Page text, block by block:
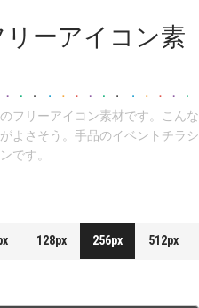
ーアイコン素
フリーアイコン素材です。こんな
よさそう。手品のイベントチラシ
です。
128px 256px 512px